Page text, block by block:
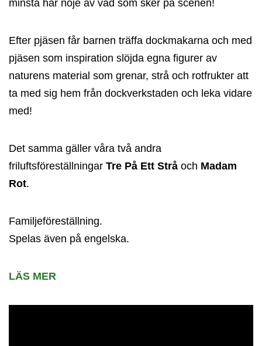
minsta har nöje av vad som sker på scenen!
Efter pjäsen får barnen träffa dockmakarna och med
pjäsen som inspiration slöjda egna figurer av
naturens material som grenar, strå och rotfrukter att
ta med sig hem från dockverkstaden och leka vidare
med!
Det samma gäller våra två andra
friluftsföreställningar Tre På Ett Strå och Madam
Rot.
Familjeföreställning.
Spelas även på engelska.
LÄS MER